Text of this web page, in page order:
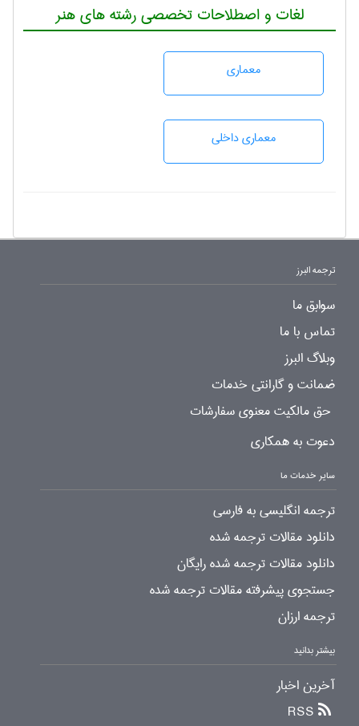
لغات و اصطلاحات تخصصی رشته های هنر
معماری
معماری داخلی
ترجمه البرز
سوابق ما
تماس با ما
وبلاگ البرز
ضمانت و گارانتی خدمات
حق مالکیت معنوی سفارشات
دعوت به همکاری
سایر خدمات ما
ترجمه انگلیسی به فارسی
دانلود مقالات ترجمه شده
دانلود مقالات ترجمه شده رایگان
جستجوی پیشرفته مقالات ترجمه شده
ترجمه ارزان
بیشتر بدانید
آخرین اخبار
RSS